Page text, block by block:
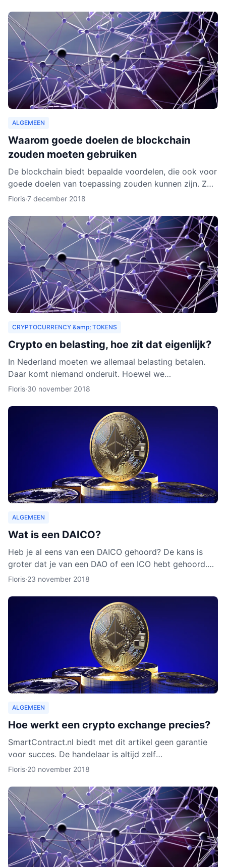
ALGEMEEN
Waarom goede doelen de blockchain
zouden moeten gebruiken
De blockchain biedt bepaalde voordelen, die ook voor
goede doelen van toepassing zouden kunnen zijn. Zo
zouden organisaties ook een heel nieuw publiek
Floris·7 december 2018
CRYPTOCURRENCY &amp; TOKENS
Crypto en belasting, hoe zit dat eigenlijk?
In Nederland moeten we allemaal belasting betalen.
Daar komt niemand onderuit. Hoewel we
cryptocurrency vaak zien als virtueel geld, is het toch
Floris·30 november 2018
ALGEMEEN
Wat is een DAICO?
Heb je al eens van een DAICO gehoord? De kans is
groter dat je van een DAO of een ICO hebt gehoord.
Hoewel het concept van DAICO nog nooit is ingezet,
Floris·23 november 2018
ALGEMEEN
Hoe werkt een crypto exchange precies?
SmartContract.nl biedt met dit artikel geen garantie
voor succes. De handelaar is altijd zelf
verantwoordelijk voor zijn of haar munten. Het is
Floris·20 november 2018